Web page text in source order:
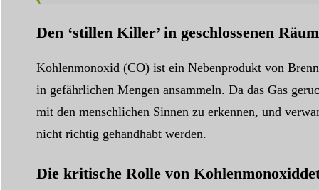
Den ‘stillen Killer’ in geschlossenen
Kohlenmonoxid (CO) ist ein Nebenprodukt von
in gefährlichen Mengen ansammeln. Da das Gas
mit den menschlichen Sinnen zu erkennen, und
nicht richtig gehandhabt werden.
Die kritische Rolle von